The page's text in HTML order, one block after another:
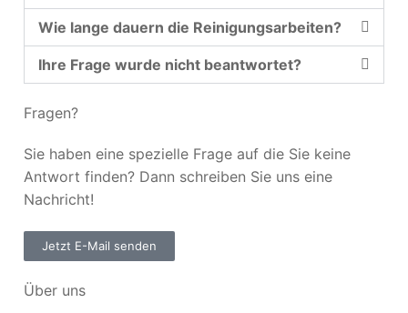
Wie lange dauern die Reinigungsarbeiten?
Ihre Frage wurde nicht beantwortet?
Fragen?
Sie haben eine spezielle Frage auf die Sie keine
Antwort finden? Dann schreiben Sie uns eine
Nachricht!
Jetzt E-Mail senden
Über uns